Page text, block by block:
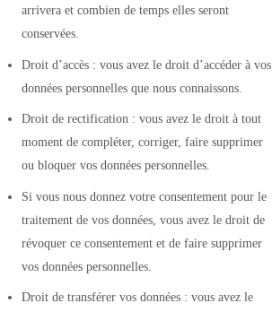
arrivera et combien de temps elles seront
conservées.
Droit d’accès : vous avez le droit d’accéder à vos
données personnelles que nous connaissons.
Droit de rectification : vous avez le droit à tout
moment de compléter, corriger, faire supprimer
ou bloquer vos données personnelles.
Si vous nous donnez votre consentement pour le
traitement de vos données, vous avez le droit de
révoquer ce consentement et de faire supprimer
vos données personnelles.
Droit de transférer vos données : vous avez le